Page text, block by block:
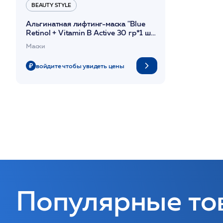
BEAUTY STYLЕ
Альгинатная лифтинг-маска ''Blue
Retinol + Vitamin B Active 30 гр*1 шт
Beauty Stylе
Маски
войдите чтобы увидеть цены
Популярные